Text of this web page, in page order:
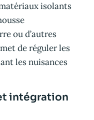
isolants
ou d’autres
de réguler les
les nuisances
intégration